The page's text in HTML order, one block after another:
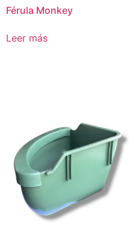
Férula Monkey
Leer más